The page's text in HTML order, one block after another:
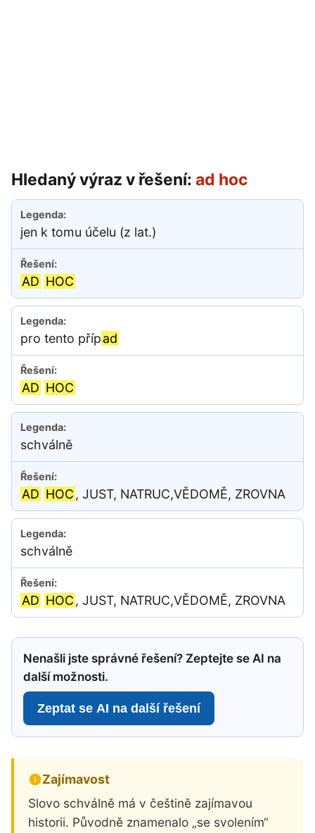
Hledaný výraz v řešení: ad hoc
jen k tomu účelu (z lat.)
AD HOC
pro tento případ
AD HOC
schválně
AD HOC, JUST, NATRUC,VĚDOMĚ, ZROVNA
schválně
AD HOC, JUST, NATRUC,VĚDOMĚ, ZROVNA
Nenašli jste správné řešení? Zeptejte se AI na
další možnosti.
Zeptat se AI na další řešení
Zajímavost
Slovo schválně má v češtině zajímavou
historii. Původně znamenalo „se svolením“